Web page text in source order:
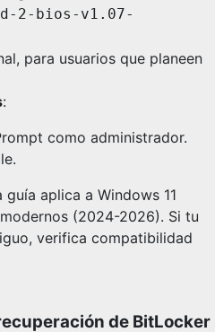
2-bios-v1.07-
para usuarios que planeen
:
como administrador.
guía aplica a Windows 11
(2024-2026). Si tu
verifica compatibilidad
de BitLocker